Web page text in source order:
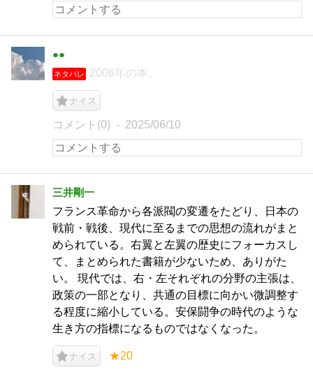
●●
ネタバレ 2006年の本。
ナイス
コメント(0) 2025/06/10
三井剛一
フランス革命から各派閥の変遷をたどり、日本の
戦前・戦後、現代に至るまでの思想の流れがまと
められている。右翼と左翼の歴史にフォーカスし
て、まとめられた書籍が少ないため、ありがた
い。 現代では、右・左それぞれの分野の主張は、
政策の一部となり、共通の目標に向かい微調整す
る程度に縮小している。安保闘争の時代のような
生き方の指標になるものではなくなった。
ナイス ★20